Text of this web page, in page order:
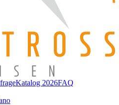
Katalog 2026FAQ